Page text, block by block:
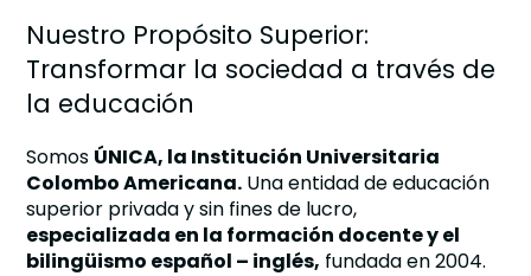
Nuestro Propósito Superior:
Transformar la sociedad a través de
la educación
Somos ÚNICA, la Institución Universitaria
Colombo Americana. Una entidad de educación
superior privada y sin fines de lucro,
especializada en la formación docente y el
bilingüismo español – inglés, fundada en 2004.